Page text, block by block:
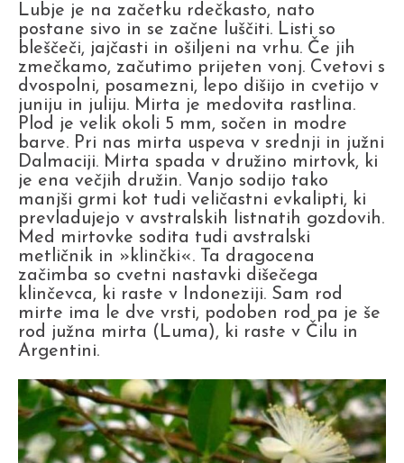
Lubje je na začetku rdečkasto, nato
postane sivo in se začne luščiti. Listi so
bleščeči, jajčasti in ošiljeni na vrhu. Če jih
zmečkamo, začutimo prijeten vonj. Cvetovi s
dvospolni, posamezni, lepo dišijo in cvetijo v
juniju in juliju. Mirta je medovita rastlina.
Plod je velik okoli 5 mm, sočen in modre
barve. Pri nas mirta uspeva v srednji in južni
Dalmaciji. Mirta spada v družino mirtovk, ki
je ena večjih družin. Vanjo sodijo tako
manjši grmi kot tudi veličastni evkalipti, ki
prevladujejo v avstralskih listnatih gozdovih.
Med mirtovke sodita tudi avstralski
metličnik in »klinčki«. Ta dragocena
začimba so cvetni nastavki dišečega
klinčevca, ki raste v Indoneziji. Sam rod
mirte ima le dve vrsti, podoben rod pa je še
rod južna mirta (Luma), ki raste v Čilu in
Argentini.